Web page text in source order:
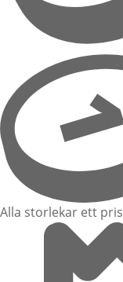
Alla storlekar ett pris